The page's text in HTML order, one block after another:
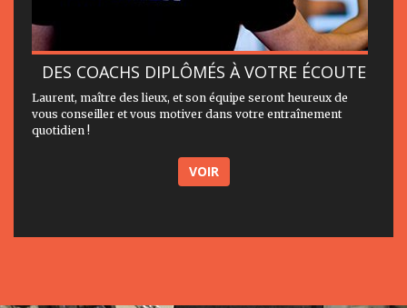
DES COACHS DIPLÔMÉS À VOTRE ÉCOUTE
Laurent, maître des lieux, et son équipe seront heureux de
vous conseiller et vous motiver dans votre entraînement
quotidien !
VOIR